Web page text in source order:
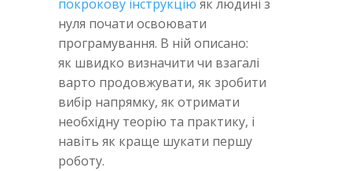
покрокову інструкцію як людині з
нуля почати освоювати
програмування. В ній описано:
як швидко визначити чи взагалі
варто продовжувати, як зробити
вибір напрямку, як отримати
необхідну теорію та практику, і
навіть як краще шукати першу
роботу.